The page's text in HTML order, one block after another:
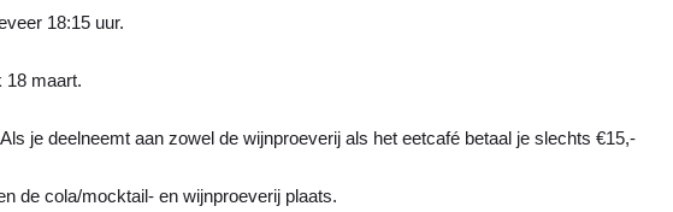
18:15 uur.
18 maart.
je deelneemt aan zowel de wijnproeverij als het eetcafé betaal je slechts €15,-
de cola/mocktail- en wijnproeverij plaats.